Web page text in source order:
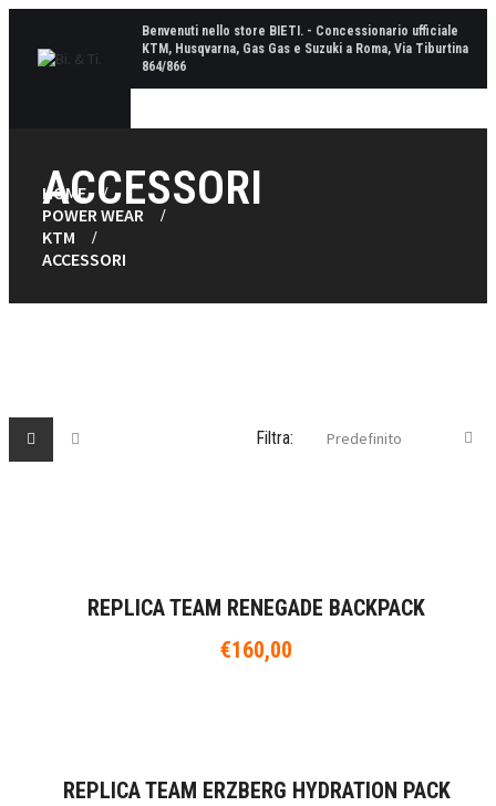
Benvenuti nello store BIETI. - Concessionario ufficiale
KTM, Husqvarna, Gas Gas e Suzuki a Roma, Via Tiburtina
864/866
ACCESSORI
HOME
POWER WEAR
KTM
ACCESSORI
Filtra: Predefinito
REPLICA TEAM RENEGADE BACKPACK
€160,00
REPLICA TEAM ERZBERG HYDRATION PACK